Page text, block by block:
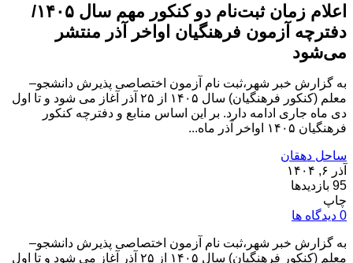
اعلام زمان ثبت‌نام دو کنکور مهم سال ۱۴۰۵/
دفترچه آزمون فرهنگیان اواخر آذر منتشر
می‌شود
به گزارش خبر شهر،ثبت نام آزمون اختصاصی پذیرش دانشجو–
معلم (کنکور فرهنگیان) سال ۱۴۰۵ از ۲۵ آذر آغاز می شود و تا اول
دی ماه جاری ادامه دارد. بر این اساس منابع و دفترچه کنکور
فرهنگیان ۱۴۰۵ اواخر آذر ماه...
ساحل دهقان
آذر ۶, ۱۴۰۴
95 بازدیدها
چاپ
0 دیدگاه ها
به گزارش خبر شهر،ثبت نام آزمون اختصاصی پذیرش دانشجو–
معلم (کنکور فرهنگیان) سال ۱۴۰۵ از ۲۵ آذر آغاز می شود و تا اول